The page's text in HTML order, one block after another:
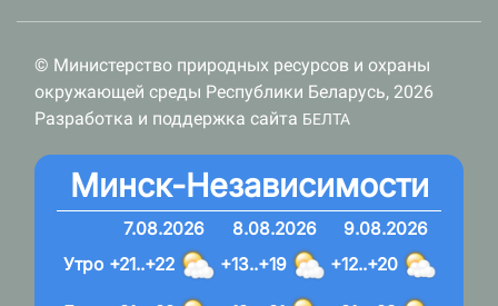
© Министерство природных ресурсов и охраны
окружающей среды Республики Беларусь, 2026
Разработка и поддержка сайта БЕЛТА
Минск-Независимости
7.08.2026
+21..+22
8.08.2026
+13..+19
9.08.2026
+12..+20
Утро